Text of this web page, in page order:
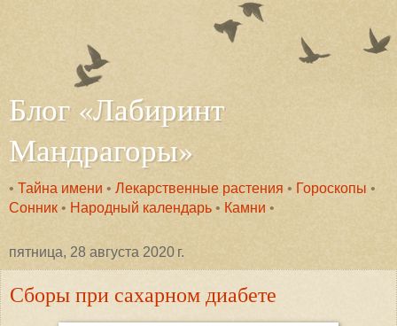
Блог «Лабиринт
Мандрагоры»
• Тайна имени • Лекарственные растения • Гороскопы •
Сонник • Народный календарь • Камни •
пятница, 28 августа 2020 г.
Сборы при сахарном диабете